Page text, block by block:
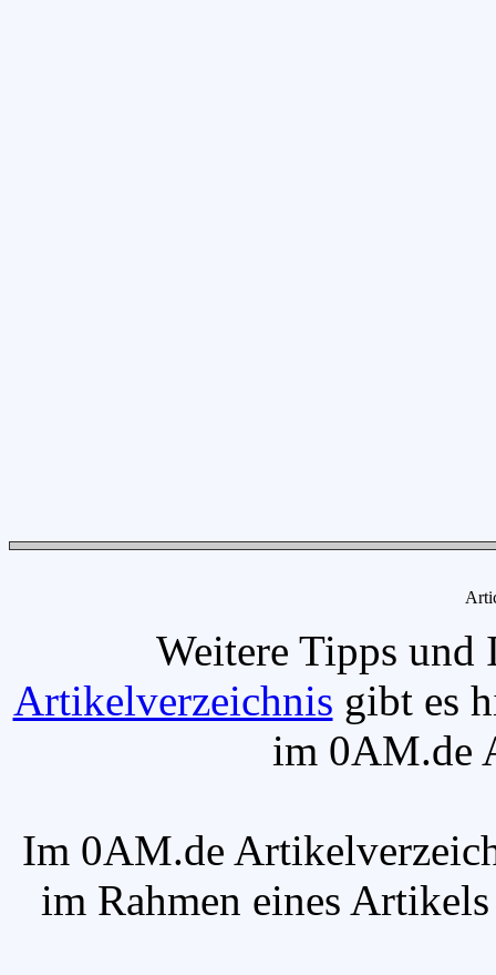
Weitere Tipps und
Artikelverzeichnis gibt es
im 0AM.de
Im 0AM.de
im Rahmen eines